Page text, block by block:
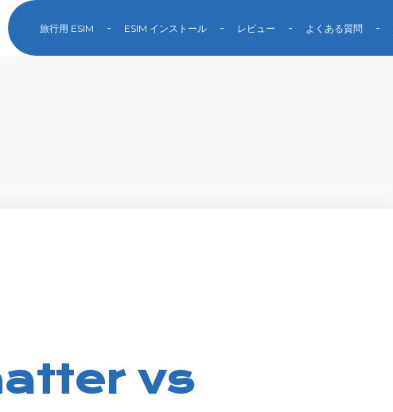
旅行用 ESIM ESIM インストール レビュー よくある質問
vs